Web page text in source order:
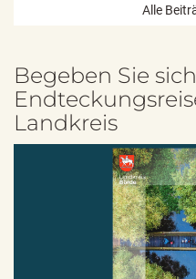
Alle
Begeben Sie
Landkreis